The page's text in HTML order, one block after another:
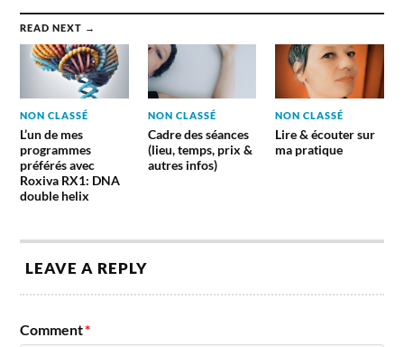
READ NEXT →
NON CLASSÉ
L’un de mes
programmes
préférés avec
Roxiva RX1: DNA
double helix
NON CLASSÉ
Cadre des séances
(lieu, temps, prix &
autres infos)
NON CLASSÉ
Lire & écouter sur
ma pratique
LEAVE A REPLY
Comment*